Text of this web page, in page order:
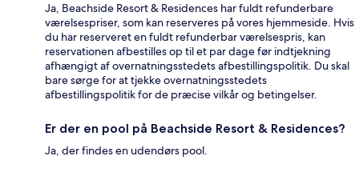
Ja, Beachside Resort & Residences har fuldt refunderbare
værelsespriser, som kan reserveres på vores hjemmeside. Hvis
du har reserveret en fuldt refunderbar værelsespris, kan
reservationen afbestilles op til et par dage før indtjekning
afhængigt af overnatningsstedets afbestillingspolitik. Du skal
bare sørge for at tjekke overnatningsstedets
afbestillingspolitik for de præcise vilkår og betingelser.
Er der en pool på Beachside Resort & Residences?
Ja, der findes en udendørs pool.